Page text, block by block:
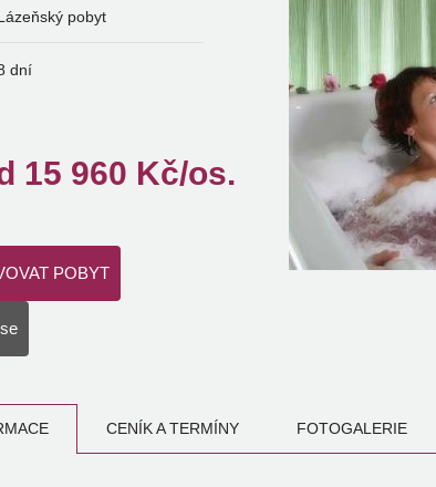
pobyt
dní
15 960 Kč/os.
POBYT
CENÍK A TERMÍNY FOTOGALERIE